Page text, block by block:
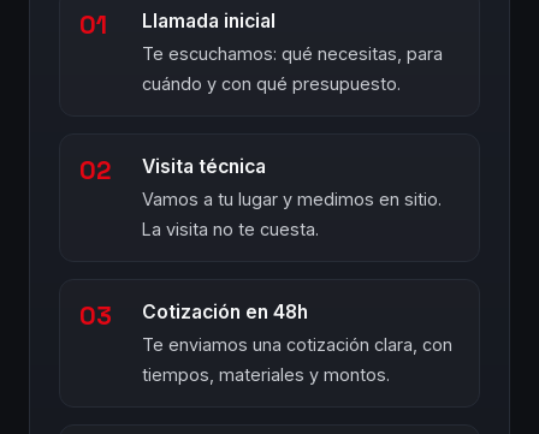
01 Llamada inicial
Te escuchamos: qué necesitas, para
cuándo y con qué presupuesto.
02 Visita técnica
Vamos a tu lugar y medimos en sitio.
La visita no te cuesta.
03 Cotización en 48h
Te enviamos una cotización clara, con
tiempos, materiales y montos.